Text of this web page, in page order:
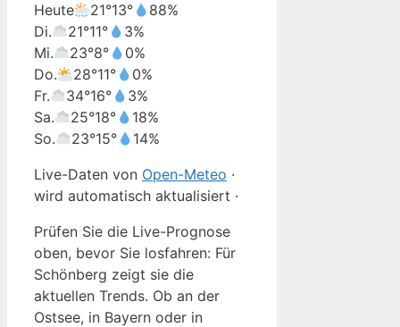
Heute
21°13°
88%
Di.
21°11°
3%
Mi.
23°8°
0%
Do.
28°11°
0%
Fr.
34°16°
3%
Sa.
25°18°
18%
So.
23°15°
14%
Live-Daten von Open-Meteo ·
wird automatisch aktualisiert ·
Prüfen Sie die Live-Prognose
oben, bevor Sie losfahren: Für
Schönberg zeigt sie die
aktuellen Trends. Ob an der
Ostsee, in Bayern oder in